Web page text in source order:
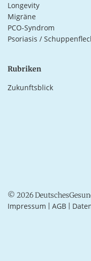
Longevity
Migräne
PCO-Syndrom
Psoriasis /
Rubriken
Zukunftsblick
© 2026
Impressum AGB